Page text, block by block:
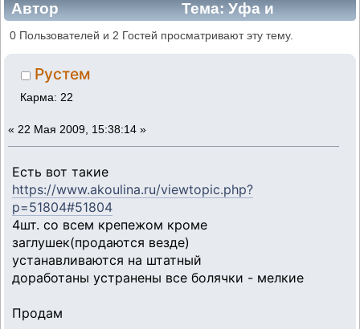
Автор
Тема: Уфа и
Башкирия (истоки) (Прочитано 580120 раз)
0 Пользователей и 2 Гостей просматривают эту тему.
Рустем
Карма: 22
« 22 Мая 2009, 15:38:14 »
Есть вот такие
https://www.akoulina.ru/viewtopic.php?
p=51804#51804
4шт. со всем крепежом кроме
заглушек(продаются везде)
устанавливаются на штатный
доработаны устранены все болячки - мелкие
Продам